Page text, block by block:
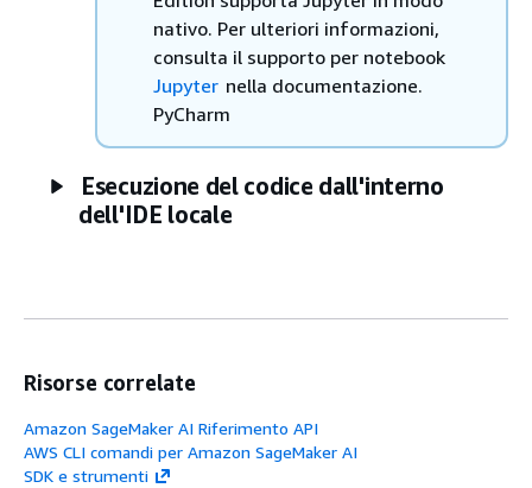
nativo. Per ulteriori informazioni,
consulta il supporto per notebook
Jupyter nella documentazione.
PyCharm
Esecuzione del codice dall'interno
dell'IDE locale
Risorse correlate
Amazon SageMaker AI Riferimento API
AWS CLI comandi per Amazon SageMaker AI
SDK e strumenti